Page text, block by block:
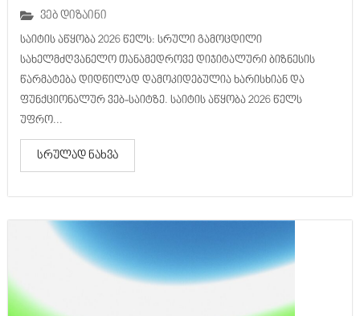
ვებ დიზაინი
საიტის აწყობა 2026 წელს: სრული გამოცდილი
სახელმძღვანელო თანამედროვე დიჯიტალური ბიზნესის
წარმატება დიდწილად დამოკიდებულია ხარისხიან და
ფუნქციონალურ ვებ-საიტზე. საიტის აწყობა 2026 წელს
უფრო...
სრულად ნახვა